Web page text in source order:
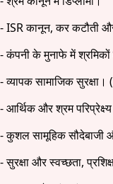
- ISR कानून, कर कटौती
- कंपनी के मुनाफे में श्रमिकों
- व्यापक सामाजिक
- आर्थिक और श्रम
- कुशल सामूहिक सौदेबाजी
- सुरक्षा और स्वच्छता,